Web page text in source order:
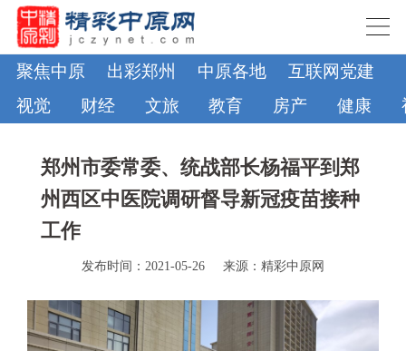
聚焦中原 出彩郑州 中原各地 互联网党建
视觉
财经 文旅 教育 房产 健康
郑州市委常委、统战部长杨福平到郑
州西区中医院调研督导新冠疫苗接种
工作
发布时间：2021-05-26 来源：精彩中原网